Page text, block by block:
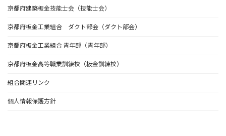
京都府建築板金技能士会（技能士会）
京都府板金工業組合 ダクト部会（ダクト部会）
京都府板金工業組合 青年部（青年部）
京都府板金高等職業訓練校（板金訓練校）
組合関連リンク
個人情報保護方針